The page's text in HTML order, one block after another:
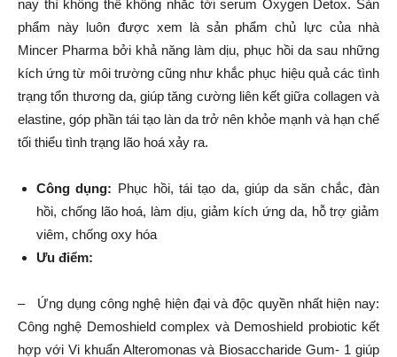
nay thì không thể không nhắc tới serum Oxygen Detox. Sản
phẩm này luôn được xem là sản phẩm chủ lực của nhà
Mincer Pharma bởi khả năng làm dịu, phục hồi da sau những
kích ứng từ môi trường cũng như khắc phục hiệu quả các tình
trạng tổn thương da, giúp tăng cường liên kết giữa collagen và
elastine, góp phần tái tạo làn da trở nên khỏe mạnh và hạn chế
tối thiểu tình trạng lão hoá xảy ra.
Công dụng: Phục hồi, tái tạo da, giúp da săn chắc, đàn
hồi, chống lão hoá, làm dịu, giảm kích ứng da, hỗ trợ giảm
viêm, chống oxy hóa
Ưu điểm:
– Ứng dụng công nghệ hiện đại và độc quyền nhất hiện nay:
Công nghệ Demoshield complex và Demoshield probiotic kết
hợp với Vi khuẩn Alteromonas và Biosaccharide Gum- 1 giúp